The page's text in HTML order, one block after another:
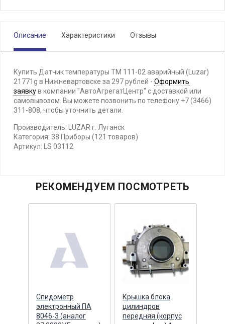
Описание Характеристики Отзывы
Купить Датчик температуры ТМ 111-02 аварийный (Luzar)
21771g в Нижневартовске за 297 рублей - Оформить
заявкув компании "АвтоАгрегатЦентр" с доставкой или
самовывозом. Вы можете позвонить по телефону +7 (3466)
311-808, чтобы уточнить детали.
Производитель: LUZAR г. Луганск
Категория: 38 Приборы (121 товаров)
Артикул: LS 03112
РЕКОМЕНДУЕМ ПОСМОТРЕТЬ
Спидометр
электронный ПА
8046-3 (аналог
Крышка блока
цилиндров
передняя (корпус